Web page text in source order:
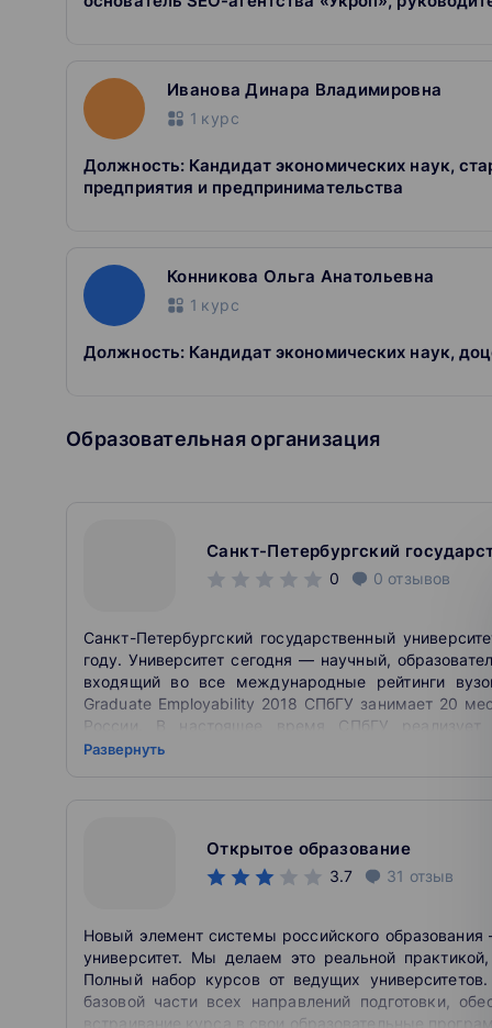
Иванова Динара Владимировна
1 курс
Должность: Кандидат экономических наук,
предприятия и предпринимательства
Конникова Ольга Анатольевна
1 курс
Должность: Кандидат экономических наук,
Образовательная организация
Санкт-Петербургский
0 0 отзывов
Санкт-Петербургский государственный
году. Университет сегодня — научный,
входящий во все международные рейтинги
Graduate Employability 2018 СПбГУ занимает 20
России. В настоящее время СПбГУ реализует
современные направления подготовки и
онлайн-курсов дает 5 дополнительных баллов
организовано дистанционное обучение, в
документооборота, студенты-волонтеры
зачислены на онлайн-курсы СПбГУ.
St Petersburg University is the oldest university in
research, educational and cultural centre which is
Petersburg University was ranked 20th in QS
the world and is the best in Russia. At present, St
the most advanced areas and fields of study. The
Развернуть
Открытое образование
3.7 31 отзыв
Новый элемент системы российского
университет. Мы делаем это реальной
Полный набор курсов от ведущих
базовой части всех направлений подготовки,
встраивание курса в свои образовательные